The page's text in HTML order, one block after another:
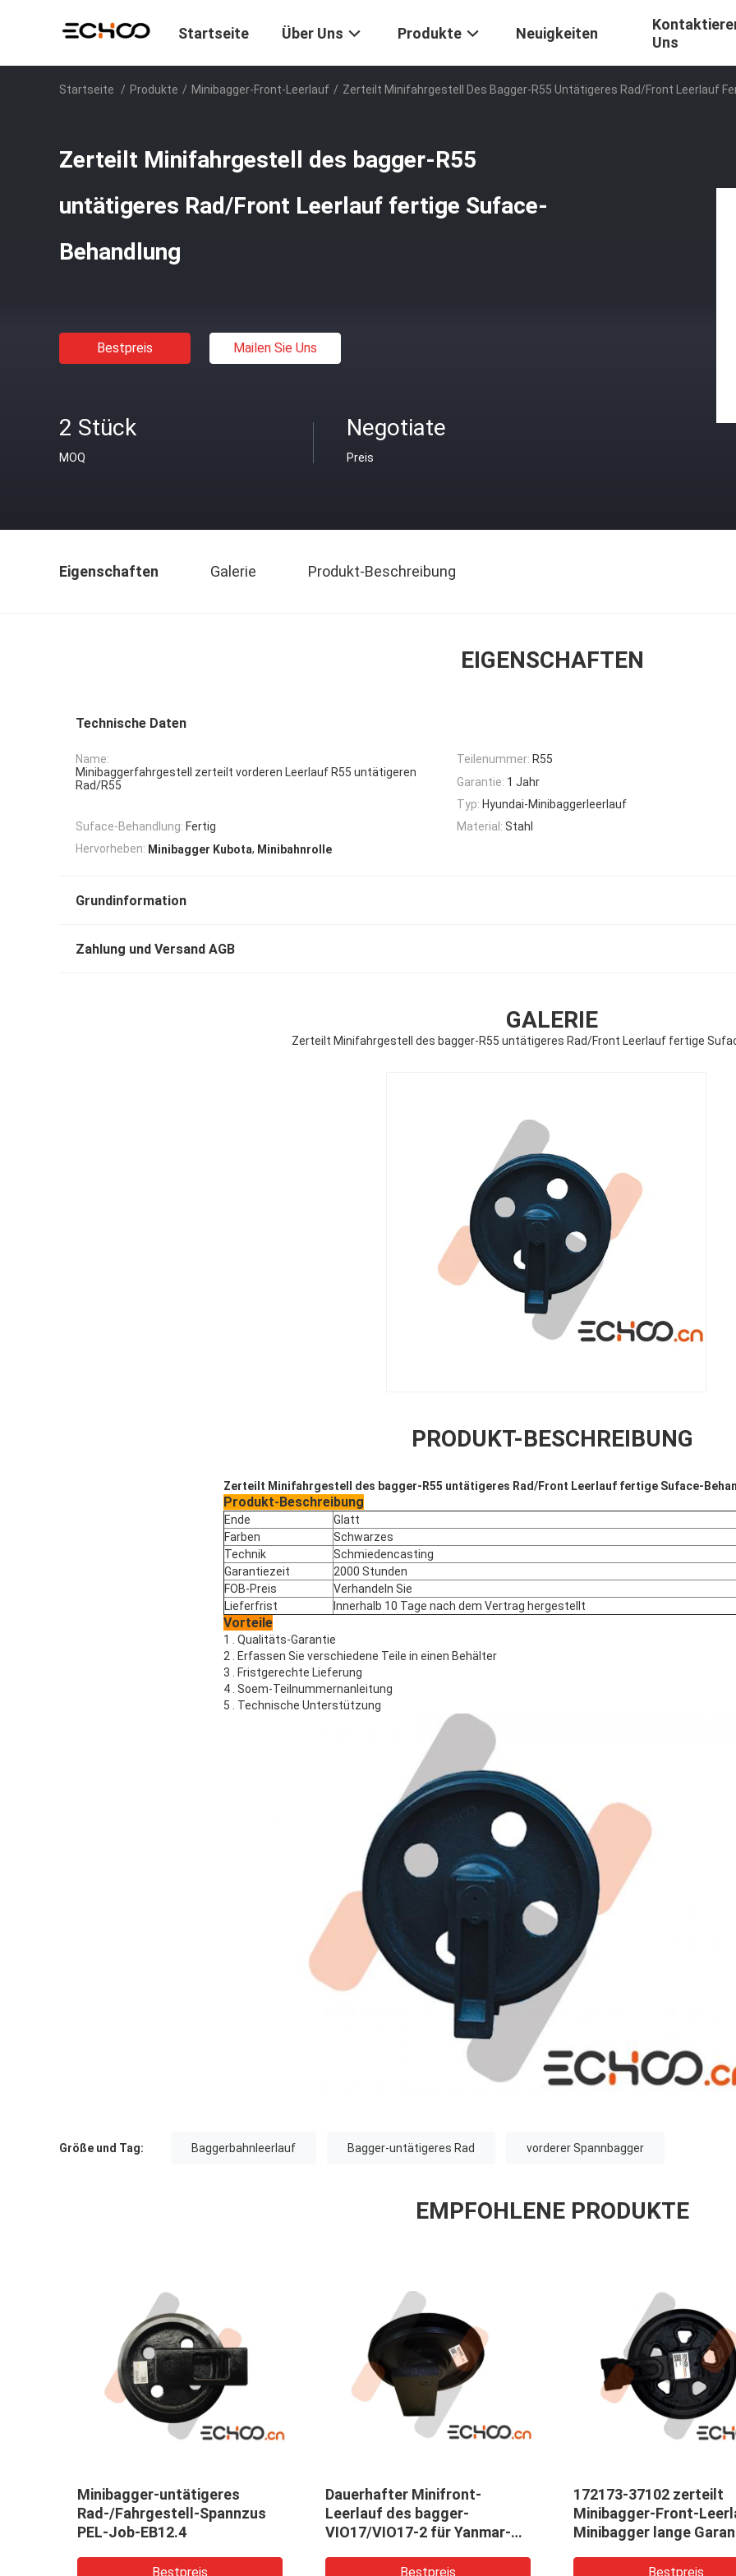
Startseite Über Uns Produkte Neuigkeiten
Uns
Startseite / Produkte / Minibagger-Front-Leerlauf / Zerteilt Minifahrgestell Des Bagger-R55 Untätigeres Rad/Front Leerlauf
Zerteilt Minifahrgestell des bagger-R55
untätigeres Rad/Front Leerlauf fertige Suface-
Behandlung
Bestpreis Mailen Sie Uns
2 Stück
MOQ
Negotiate
Preis
Eigenschaften Galerie Produkt-Beschreibung
EIGENSCHAFTEN
Technische Daten
Name:
Minibaggerfahrgestell zerteilt vorderen Leerlauf R55 untätigeren
Rad/R55
Teilenummer: R55
Garantie: 1 Jahr
Typ: Hyundai-Minibaggerleerlauf
Suface-Behandlung: Fertig Material: Stahl
Hervorheben: Minibagger Kubota, Minibahnrolle
Grundinformation
Zahlung und Versand AGB
GALERIE
Zerteilt Minifahrgestell des bagger-R55 untätigeres Rad/Front Leerlauf fertige
PRODUKT-BESCHREIBUNG
Zerteilt Minifahrgestell des bagger-R55 untätigeres Rad/Front Leerlauf fertige Suface-
Produkt-Beschreibung
Ende
Glatt
Farben
Schwarzes
Technik
Schmiedencasting
Garantiezeit
2000 Stunden
FOB-Preis
Verhandeln Sie
Lieferfrist
Innerhalb 10 Tage nach dem Vertrag hergestellt
Vorteile
1 . Qualitäts-Garantie
2 . Erfassen Sie verschiedene Teile in einen Behälter
3 . Fristgerechte Lieferung
4 . Soem-Teilnummernanleitung
5 . Technische Unterstützung
Größe und Tag: Baggerbahnleerlauf Bagger-untätigeres Rad vorderer Spannbagger
EMPFOHLENE PRODUKTE
Minibagger-untätigeres
Rad-/Fahrgestell-Spannzus
PEL-Job-EB12.4
Bestpreis
Dauerhafter Minifront-
Leerlauf des bagger-
VIO17/VIO17-2 für Yanmar-
Bestpreis
172173-37102 zerteilt
Minibagger-Front-
Minibagger lange
Bestpreis